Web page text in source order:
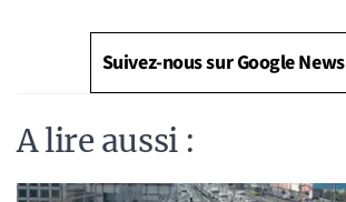
Suivez-nous sur Google News
A lire aussi :